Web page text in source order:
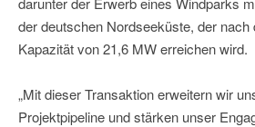
der deutschen Nordseeküste, der nach
Kapazität von 21,6 MW erreichen wird.
„Mit dieser Transaktion erweitern wir
Projektpipeline und stärken unser